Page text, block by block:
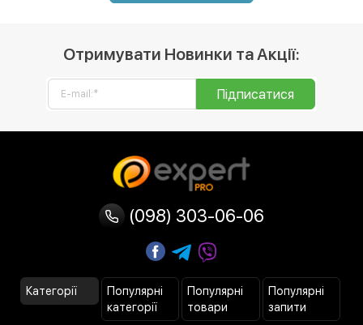
Отримувати Новинки та Акції:
Підписатися
(098) 303-06-06
Категорії
Популярні
категорії
Популярні
товари
Популярні
запити